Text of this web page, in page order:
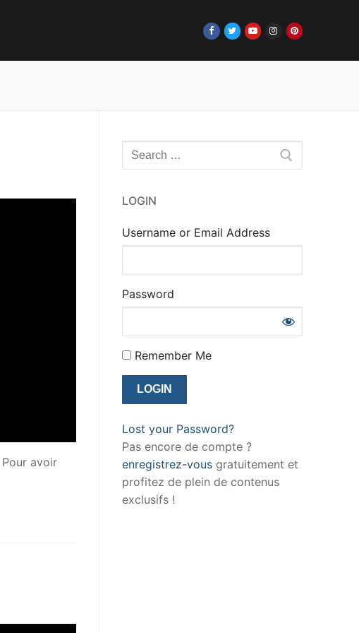
avoir
Rechercher
:
LOGIN
Username or Email Address
Password
Remember Me
Lost your Password?
Pas encore de compte ?
enregistrez-vous gratuitement et
profitez de plein de contenus
exclusifs !